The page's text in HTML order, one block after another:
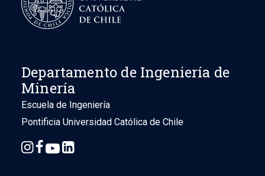
Departamento de Ingeniería de
Minería
Escuela de Ingeniería
Pontificia Universidad Católica de Chile